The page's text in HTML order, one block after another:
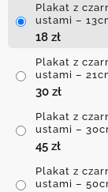
Plakat z
ustami –
18 zł
Plakat z
ustami –
30 zł
Plakat z
ustami –
45 zł
Plakat z
ustami –